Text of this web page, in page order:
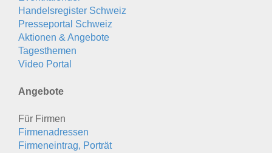
Handelsregister Schweiz
Presseportal Schweiz
Aktionen & Angebote
Tagesthemen
Video Portal
Angebote
Für Firmen
Firmenadressen
Firmeneintrag, Porträt